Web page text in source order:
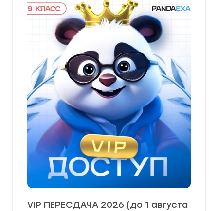
VIP ПЕРЕСДАЧА 2026 (до 1 августа